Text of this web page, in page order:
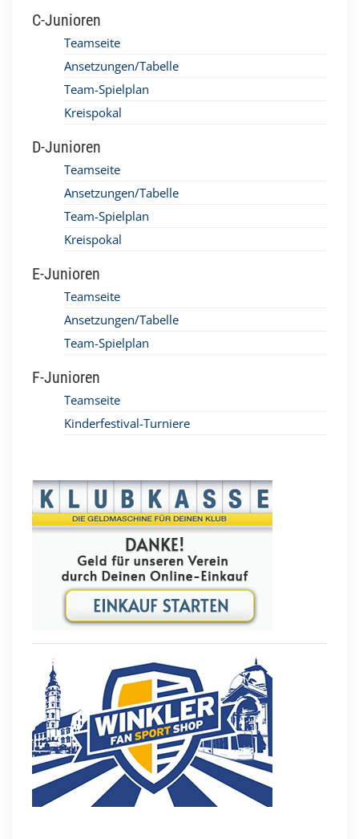
C-Junioren
Teamseite
Ansetzungen/Tabelle
Team-Spielplan
Kreispokal
D-Junioren
Teamseite
Ansetzungen/Tabelle
Team-Spielplan
Kreispokal
E-Junioren
Teamseite
Ansetzungen/Tabelle
Team-Spielplan
F-Junioren
Teamseite
Kinderfestival-Turniere